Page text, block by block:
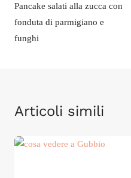
articoli
Pancake salati alla zucca con
fonduta di parmigiano e
funghi
Articoli simili